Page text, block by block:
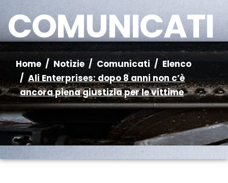
COMUNICATI
Home Notizie Comunicati
Elenco
Ali Enterprises: dopo 8 anni non c’è
ancora piena giustizia per le vittime